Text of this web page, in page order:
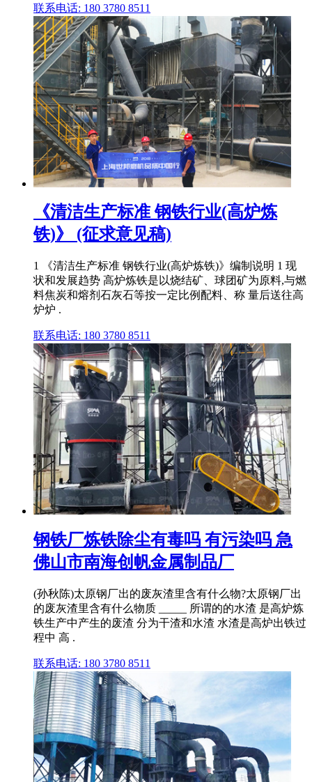
联系电话: 180 3780 8511
《清洁生产标准 钢铁行业(高炉炼
铁)》 (征求意见稿)
1 《清洁生产标准 钢铁行业(高炉炼铁)》编制说明 1 现
状和发展趋势 高炉炼铁是以烧结矿、球团矿为原料,与燃
料焦炭和熔剂石灰石等按一定比例配料、称 量后送往高
炉炉 .
联系电话: 180 3780 8511
钢铁厂炼铁除尘有毒吗 有污染吗 急
佛山市南海创帆金属制品厂
(孙秋陈)太原钢厂出的废灰渣里含有什么物?太原钢厂出
的废灰渣里含有什么物质 _____ 所谓的的水渣 是高炉炼
铁生产中产生的废渣 分为干渣和水渣 水渣是高炉出铁过
程中 高 .
联系电话: 180 3780 8511